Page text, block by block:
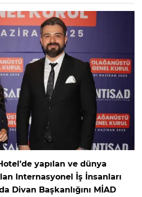
yapılan ve dünya
Internasyonel İş İnsanları
Divan Başkanlığını MİAD